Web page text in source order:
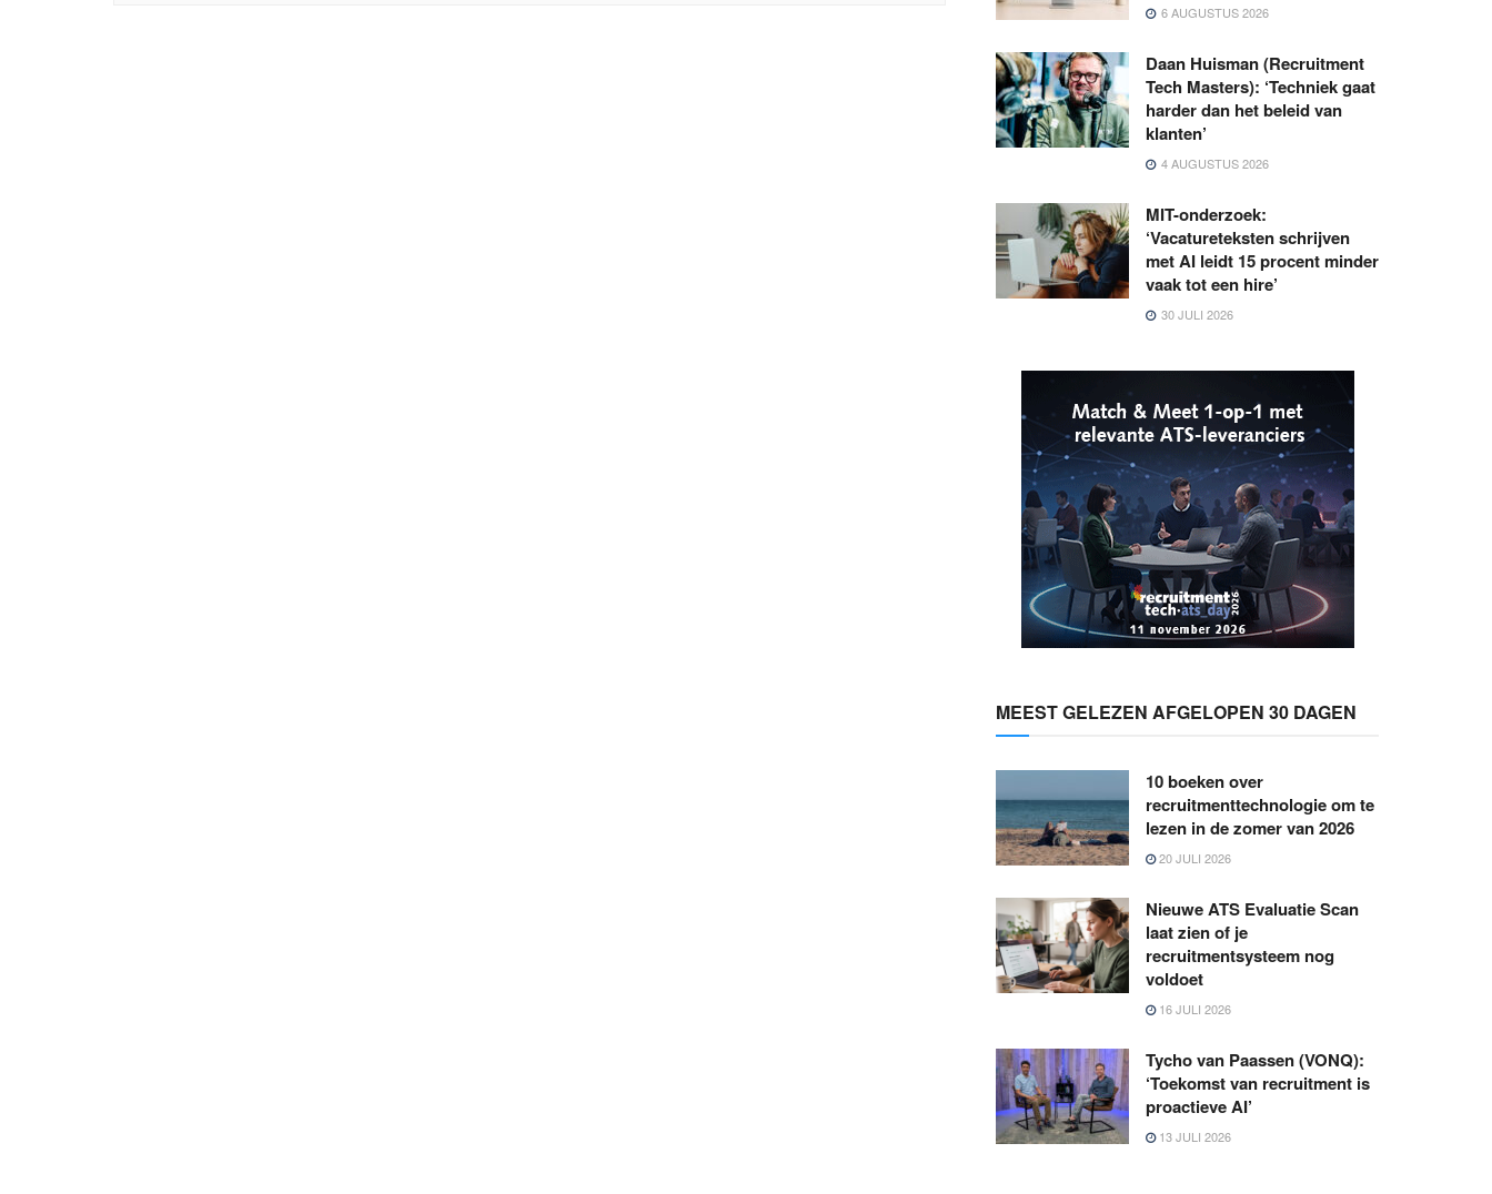
6 AUGUSTUS 2026
Daan Huisman (Recruitment
Tech Masters): ‘Techniek gaat
harder dan het beleid van
klanten’
4 AUGUSTUS 2026
MIT-onderzoek:
‘Vacatureteksten schrijven
met AI leidt 15 procent minder
vaak tot een hire’
30 JULI 2026
MEEST GELEZEN AFGELOPEN 30 DAGEN
10 boeken over
recruitmenttechnologie om te
lezen in de zomer van 2026
20 JULI 2026
Nieuwe ATS Evaluatie Scan
laat zien of je
recruitmentsysteem nog
voldoet
16 JULI 2026
Tycho van Paassen (VONQ):
‘Toekomst van recruitment is
proactieve AI’
13 JULI 2026